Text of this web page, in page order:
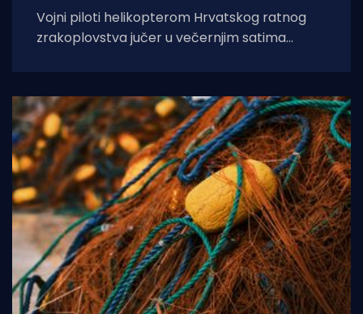
Vojni piloti helikopterom Hrvatskog ratnog
zrakoplovstva jučer u večernjim satima